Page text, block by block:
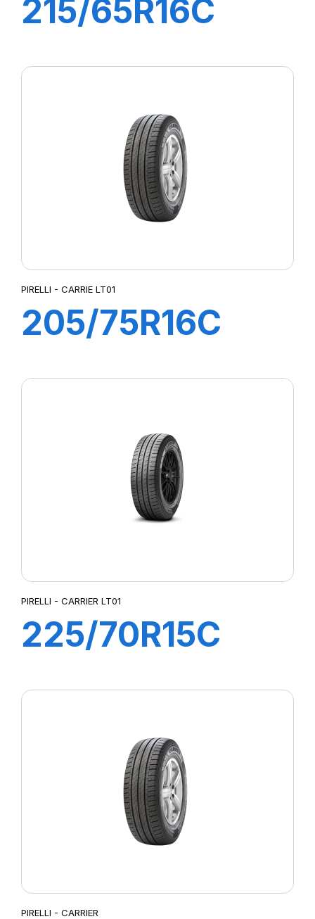
215/65R16C
PIRELLI - CARRIE LT01
205/75R16C
PIRELLI - CARRIER LT01
225/70R15C
PIRELLI - CARRIER